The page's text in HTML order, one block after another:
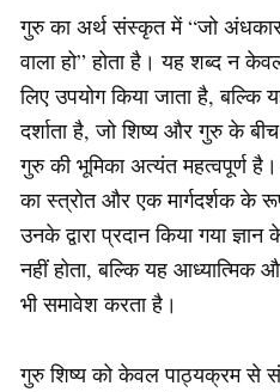
गुरु का अर्थ संस्कृत में “जो
वाला हो” होता है। यह शब्द न
लिए उपयोग किया जाता है,
दर्शाता है, जो शिष्य और गुरु के
गुरु की भूमिका अत्यंत महत्वपूर्ण
का स्त्रोत और एक मार्गदर्शक के
उनके द्वारा प्रदान किया गया
नहीं होता, बल्कि यह
भी समावेश करता है।
गुरु शिष्य को केवल पाठ्यक्रम से